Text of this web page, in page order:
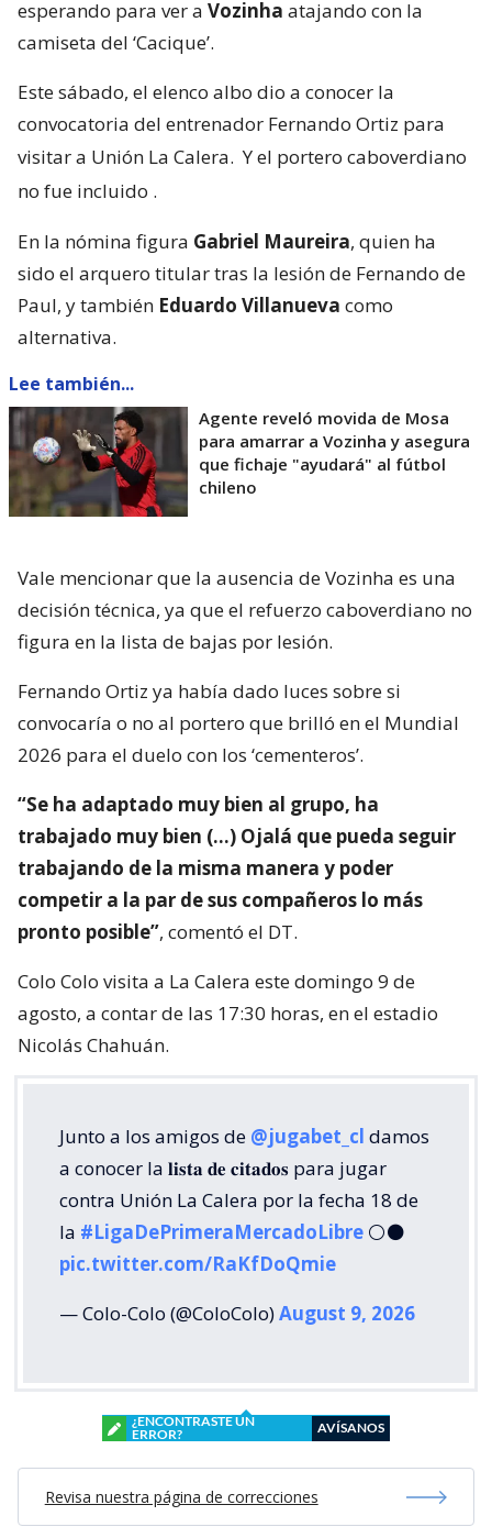
esperando para ver a Vozinha atajando con la
camiseta del ‘Cacique’.
Este sábado, el elenco albo dio a conocer la
convocatoria del entrenador Fernando Ortiz para
visitar a Unión La Calera. Y el portero caboverdiano
no fue incluido .
En la nómina figura Gabriel Maureira, quien ha
sido el arquero titular tras la lesión de Fernando de
Paul, y también Eduardo Villanueva como
alternativa.
Lee también...
Agente reveló movida de Mosa
para amarrar a Vozinha y asegura
que fichaje "ayudará" al fútbol
chileno
Vale mencionar que la ausencia de Vozinha es una
decisión técnica, ya que el refuerzo caboverdiano no
figura en la lista de bajas por lesión.
Fernando Ortiz ya había dado luces sobre si
convocaría o no al portero que brilló en el Mundial
2026 para el duelo con los ‘cementeros’.
“Se ha adaptado muy bien al grupo, ha
trabajado muy bien (…) Ojalá que pueda seguir
trabajando de la misma manera y poder
competir a la par de sus compañeros lo más
pronto posible”, comentó el DT.
Colo Colo visita a La Calera este domingo 9 de
agosto, a contar de las 17:30 horas, en el estadio
Nicolás Chahuán.
Junto a los amigos de @jugabet_cl damos
a conocer la 𝐥𝐢𝐬𝐭𝐚 𝐝𝐞 𝐜𝐢𝐭𝐚𝐝𝐨𝐬 para jugar
contra Unión La Calera por la fecha 18 de
la #LigaDePrimeraMercadoLibre ⚪⚫
pic.twitter.com/RaKfDoQmie
— Colo-Colo (@ColoColo)August 9, 2026
¿ENCONTRASTE UN
ERROR?
AVÍSANOS
Revisa nuestra página de correcciones